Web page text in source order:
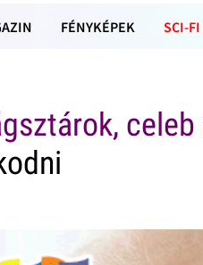
FÉNYKÉPEK SCI-FI
celeb